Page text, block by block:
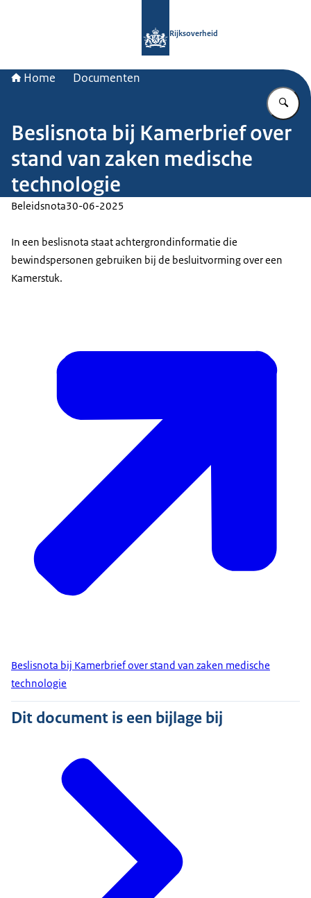
Rijksoverheid
Home Documenten
Beslisnota bij Kamerbrief over
stand van zaken medische
technologie
Beleidsnota30-06-2025
In een beslisnota staat achtergrondinformatie die
bewindspersonen gebruiken bij de besluitvorming over een
Kamerstuk.
Beslisnota bij Kamerbrief over stand van zaken medische
technologie
Dit document is een bijlage bij